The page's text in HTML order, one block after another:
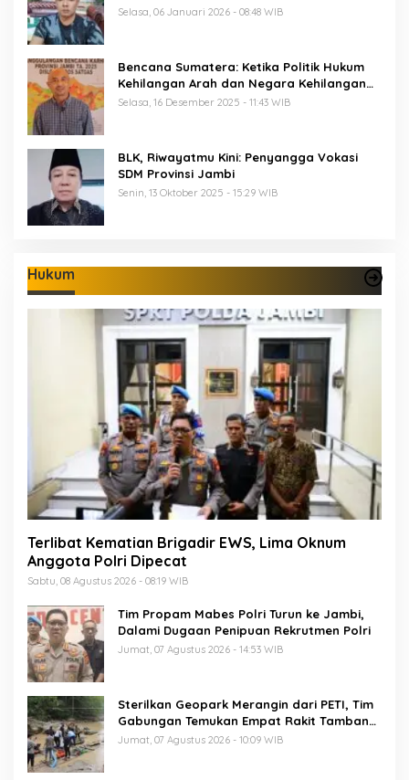
Selasa, 06 Januari 2026 - 08:48 WIB
Bencana Sumatera: Ketika Politik Hukum
Kehilangan Arah dan Negara Kehilangan
Keberanian
Selasa, 16 Desember 2025 - 11:43 WIB
BLK, Riwayatmu Kini: Penyangga Vokasi
SDM Provinsi Jambi
Senin, 13 Oktober 2025 - 15:29 WIB
Hukum
Terlibat Kematian Brigadir EWS, Lima Oknum
Anggota Polri Dipecat
Sabtu, 08 Agustus 2026 - 08:19 WIB
Tim Propam Mabes Polri Turun ke Jambi,
Dalami Dugaan Penipuan Rekrutmen Polri
Jumat, 07 Agustus 2026 - 14:53 WIB
Sterilkan Geopark Merangin dari PETI, Tim
Gabungan Temukan Empat Rakit Tambang
Ilegal
Jumat, 07 Agustus 2026 - 10:09 WIB